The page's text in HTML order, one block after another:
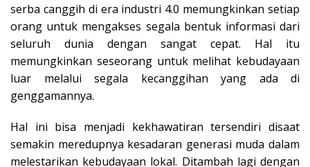
serba canggih di era industri 4.0 memungkinkan setiap
orang untuk mengakses segala bentuk informasi dari
seluruh dunia dengan sangat cepat. Hal itu
memungkinkan seseorang untuk melihat kebudayaan
luar melalui segala kecanggihan yang ada di
genggamannya.
Hal ini bisa menjadi kekhawatiran tersendiri disaat
semakin meredupnya kesadaran generasi muda dalam
melestarikan kebudayaan lokal. Ditambah lagi dengan